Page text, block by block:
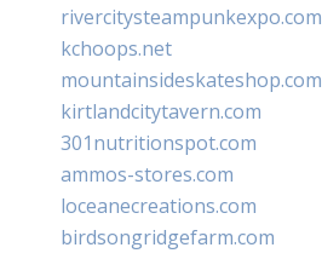
rivercitysteampunkexpo.com
kchoops.net
mountainsideskateshop.com
kirtlandcitytavern.com
301nutritionspot.com
ammos-stores.com
loceanecreations.com
birdsongridgefarm.com